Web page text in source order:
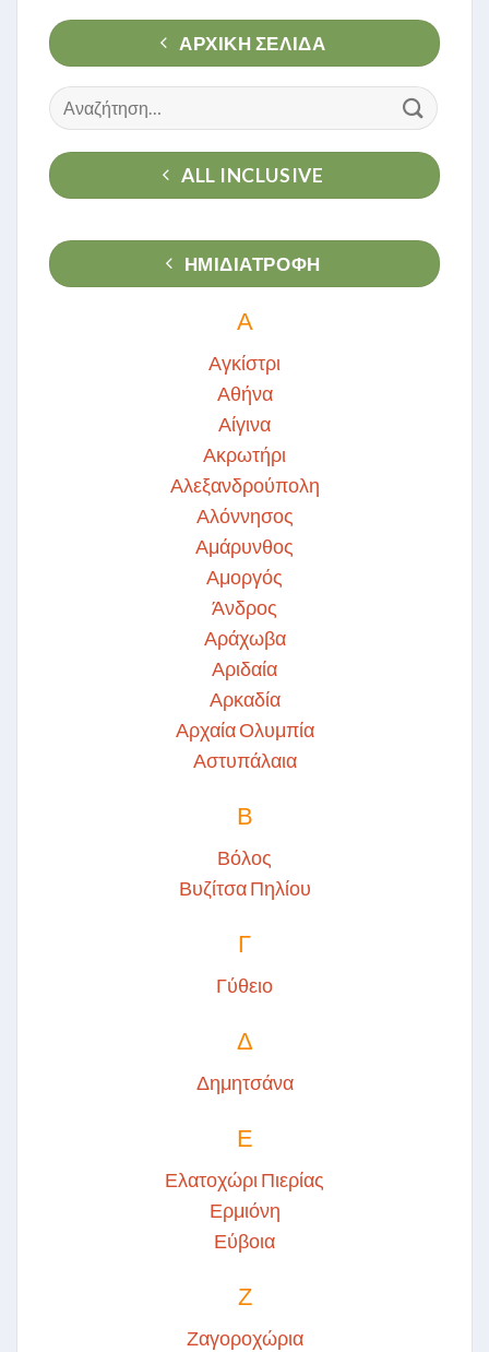
ΑΡΧΙΚΉ ΣΕΛΊΔΑ
Αναζήτηση
για:
ALL INCLUSIVE
ΗΜΙΔΙΑΤΡΟΦΗ
Α
Αγκίστρι
Αθήνα
Αίγινα
Ακρωτήρι
Αλεξανδρούπολη
Αλόννησος
Αμάρυνθος
Αμοργός
Άνδρος
Αράχωβα
Αριδαία
Αρκαδία
Αρχαία Ολυμπία
Αστυπάλαια
Β
Βόλος
Βυζίτσα Πηλίου
Γ
Γύθειο
Δ
Δημητσάνα
Ε
Ελατοχώρι Πιερίας
Ερμιόνη
Εύβοια
Ζ
Ζαγοροχώρια